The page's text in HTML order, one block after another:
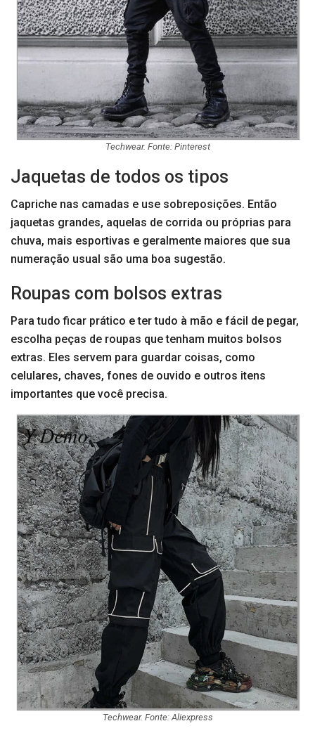
Techwear. Fonte: Pinterest
Jaquetas de todos os tipos
Capriche nas camadas e use sobreposições. Então
jaquetas grandes, aquelas de corrida ou próprias para
chuva, mais esportivas e geralmente maiores que sua
numeração usual são uma boa sugestão.
Roupas com bolsos extras
Para tudo ficar prático e ter tudo à mão e fácil de pegar,
escolha peças de roupas que tenham muitos bolsos
extras. Eles servem para guardar coisas, como
celulares, chaves, fones de ouvido e outros itens
importantes que você precisa.
Techwear. Fonte: Aliexpress